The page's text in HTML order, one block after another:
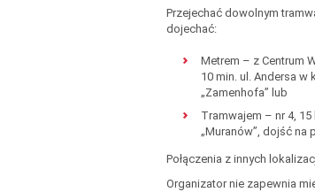
Przejechać dowolnym
dojechać:
Metrem – z Centrum
10 min. ul. Andersa
„Zamenhofa” lub
Tramwajem – nr 4,
„Muranów”, dojść na
Połączenia z innych
Organizator nie zapewnia